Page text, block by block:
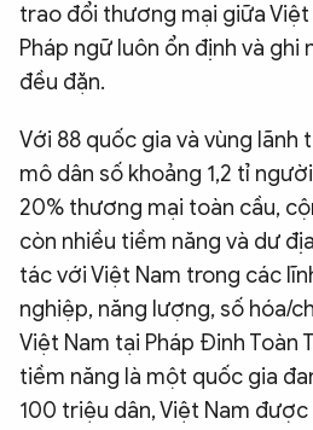
trao đổi thương mại giữa
Pháp ngữ luôn ổn định và
đều đặn.
Với 88 quốc gia và vùng lãnh
mô dân số khoảng 1,2 tỉ
20% thương mại toàn cầu,
còn nhiều tiềm năng và dư
tác với Việt Nam trong các
nghiệp, năng lượng, số hóa/
Việt Nam tại Pháp Đinh Toàn
tiềm năng là một quốc gia
100 triệu dân, Việt Nam